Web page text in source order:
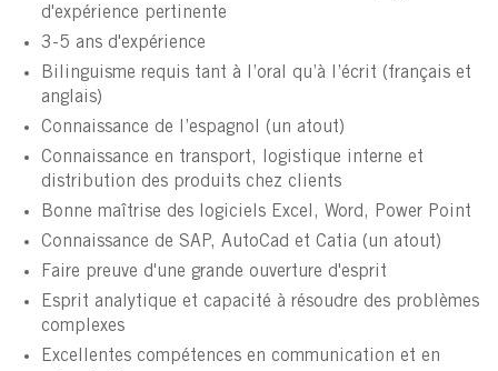
d'expérience pertinente
3-5 ans d'expérience
Bilinguisme requis tant à l’oral qu’à l’écrit (français et
anglais)
Connaissance de l’espagnol (un atout)
Connaissance en transport, logistique interne et
distribution des produits chez clients
Bonne maîtrise des logiciels Excel, Word, Power Point
Connaissance de SAP, AutoCad et Catia (un atout)
Faire preuve d'une grande ouverture d'esprit
Esprit analytique et capacité à résoudre des problèmes
complexes
Excellentes compétences en communication et en